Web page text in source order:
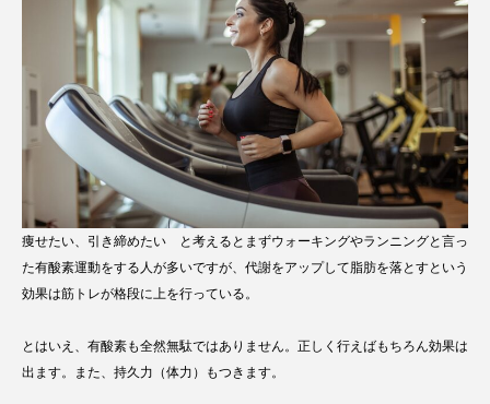
痩せたい、引き締めたい と考えるとまずウォーキングやランニングと言っ
た有酸素運動をする人が多いですが、代謝をアップして脂肪を落とすという
効果は筋トレが格段に上を行っている。
とはいえ、有酸素も全然無駄ではありません。正しく行えばもちろん効果は
出ます。また、持久力（体力）もつきます。